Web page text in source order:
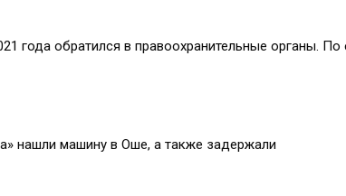
года обратился в правоохранительные органы. По
нашли машину в Оше, а также задержали